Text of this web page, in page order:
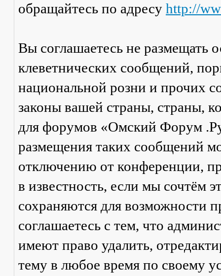
обращайтесь по адресу http://
Вы соглашаетесь не размещать
клеветнических сообщений,
национальной розни и прочих
законы вашей страны, страны,
для форумов «Омский Форум
размещения таких сообщений
отключению от конференции,
в известность, если мы сочтём
сохраняются для возможности
соглашаетесь с тем, что
имеют право удалить,
тему в любое время по своему